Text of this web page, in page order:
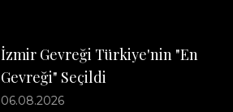
İzmir Gevreği Türkiye'nin "En
Gevreği" Seçildi
06.08.2026